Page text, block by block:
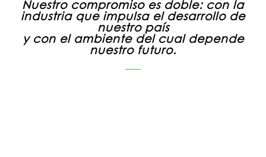
Nuestro compromiso es doble: con la
industria que impulsa el desarrollo de
nuestro país
y con el ambiente del cual depende
nuestro futuro.